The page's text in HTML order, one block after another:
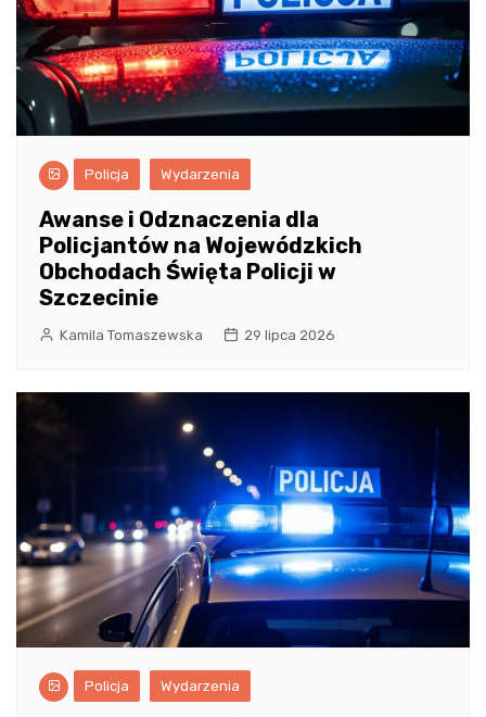
Policja Wydarzenia
Awanse i Odznaczenia dla
Policjantów na Wojewódzkich
Obchodach Święta Policji w
Szczecinie
Kamila Tomaszewska 29 lipca 2026
Policja Wydarzenia